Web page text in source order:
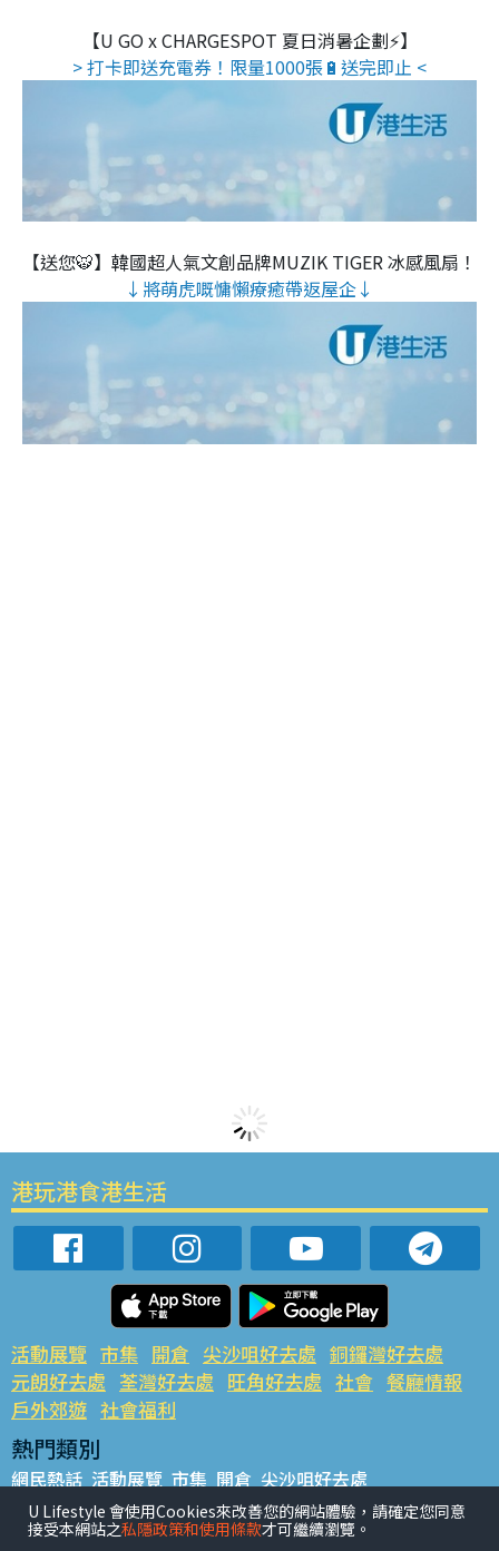
【U GO x CHARGESPOT 夏日消暑企劃⚡】
> 打卡即送充電券！限量1000張🔋送完即止 <
【送您🐯】韓國超人氣文創品牌MUZIK TIGER 冰感風扇！
↓將萌虎嘅慵懶療癒帶返屋企↓
港玩港食港生活
活動展覽 市集 開倉 尖沙咀好去處 銅鑼灣好去處
元朗好去處 荃灣好去處 旺角好去處 社會 餐廳情報
戶外郊遊 社會福利
熱門類別
網民熱話 活動展覽 市集 開倉 尖沙咀好去處
銅鑼灣好去處 元朗好去處 荃灣好去處 旺角好去處 社會
餐廳情報 戶外郊遊
U Lifestyle 會使用Cookies來改善您的網站體驗，請確定您同意
接受本網站之私隱政策和使用條款才可繼續瀏覽。